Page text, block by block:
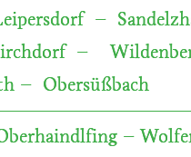
–
–
– Obersüßbach
–